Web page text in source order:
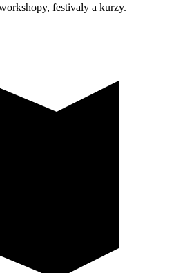
festivaly a kurzy.